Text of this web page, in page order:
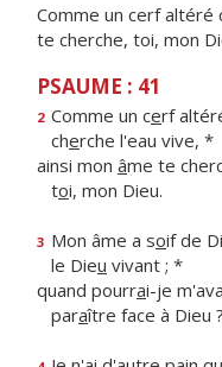
Comme un cerf altéré
te cherche, toi, mon
PSAUME : 41
2 Comme un cerf
cherche l'eau vive, *
ainsi mon âme te
toi, mon Dieu.
3 Mon âme a soif de
le Dieu vivant ; *
quand pourrai-je
paraître face à Dieu ?